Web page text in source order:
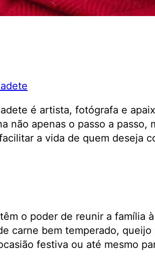
é artista, fotógrafa e
não apenas o passo a
a vida de quem deseja
o poder de reunir a família
carne bem temperado,
festiva ou até mesmo